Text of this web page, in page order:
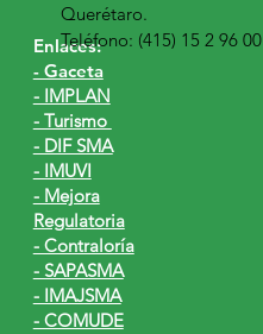
Enlaces:
- Gaceta
- IMPLAN
- Turismo
- DIF SMA
- IMUVI
- Mejora
Regulatoria
- Contraloría
- SAPASMA
- IMAJSMA
- COMUDE
Querétaro.
Teléfono: (415) 15 2 96 00